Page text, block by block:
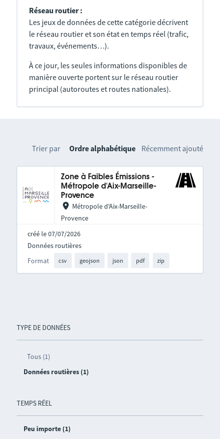
Réseau routier :
Les jeux de données de cette catégorie décrivent
le réseau routier et son état en temps réel (trafic,
travaux, événements…).
À ce jour, les seules informations disponibles de
manière ouverte portent sur le réseau routier
principal (autoroutes et routes nationales).
TYPE DE DONNÉES
Tous (1)
Données routières (1)
TEMPS RÉEL
Peu importe (1)
Trier par Ordre alphabétique Récemment ajouté
Zone à Faibles Émissions -
Métropole d'Aix-Marseille-
Provence
Métropole d'Aix-Marseille-
Provence
créé le 07/07/2026
Format csv geojson json pdf zip
Données routières